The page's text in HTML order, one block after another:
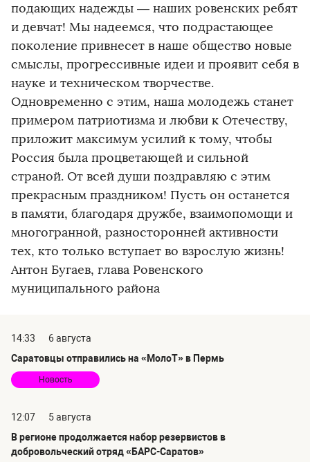
подающих надежды — наших ровенских ребят
и девчат! Мы надеемся, что подрастающее
поколение привнесет в наше общество новые
смыслы, прогрессивные идеи и проявит себя в
науке и техническом творчестве.
Одновременно с этим, наша молодежь станет
примером патриотизма и любви к Отечеству,
приложит максимум усилий к тому, чтобы
Россия была процветающей и сильной
страной. От всей души поздравляю с этим
прекрасным праздником! Пусть он останется
в памяти, благодаря дружбе, взаимопомощи и
многогранной, разносторонней активности
тех, кто только вступает во взрослую жизнь!
Антон Бугаев, глава Ровенского
муниципального района
14:33
6 августа
Саратовцы отправились на «МолоТ» в Пермь
Новость
12:07
5 августа
В регионе продолжается набор резервистов в
добровольческий отряд «БАРС-Саратов»